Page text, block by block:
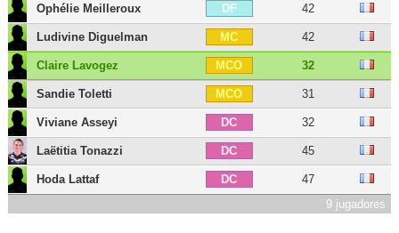
Ophélie Meilleroux DF 42
Ludivine Diguelman MC 42
Claire Lavogez MCO 32
Sandie Toletti MCO 31
Viviane Asseyi DC 32
Laëtitia Tonazzi DC 45
Hoda Lattaf DC
47
9 jugadores